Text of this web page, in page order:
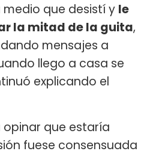
que desistí y le
la mitad de la guita,
mensajes a
llego a casa se
explicando el
que estaría
fuese consensuada